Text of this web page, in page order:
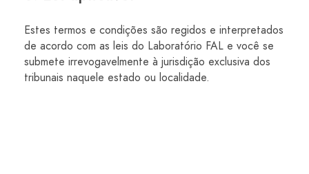
Estes termos e condições são regidos e interpretados
de acordo com as leis do Laboratório FAL e você se
submete irrevogavelmente à jurisdição exclusiva dos
tribunais naquele estado ou localidade.